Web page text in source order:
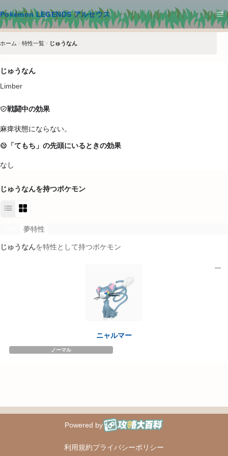
Pokémon LEGENDS アルセウス
メインコンテンツへスキップ
ホーム 特性一覧 じゅうなん
じゅうなん
Limber
戦闘中の効果
麻痺状態にならない。
「てもち」の先頭にいるときの効果
なし
じゅうなんを持つポケモン
夢特性
じゅうなんを特性として持つポケモン
ニャルマー
ノーマル
Powered by
攻略大百科
利用規約プライバシーポリシー